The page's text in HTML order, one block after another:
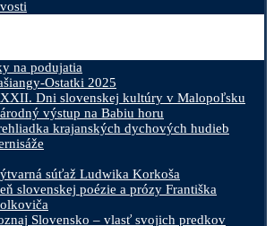
na podujatia
Ostatki 2025
Dni slovenskej kultúry v Malopoľsku
výstup na Babiu horu
krajanských dychových hudieb
súťaž Ludwika Korkoša
slovenskej poézie a prózy Františka
Slovensko – vlasť svojich predkov